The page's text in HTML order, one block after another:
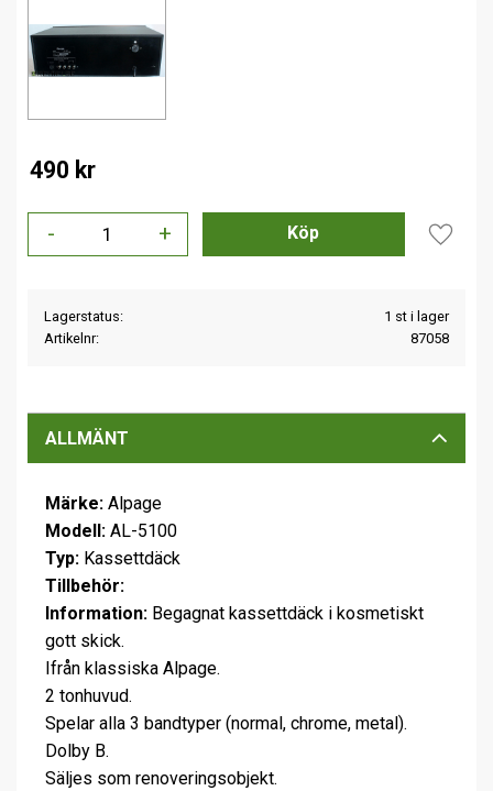
490 kr
+
-
Lägg
Lagerstatus
1 st i lager
Artikelnr
87058
ALLMÄNT
Märke: Alpage
Modell: AL-5100
Typ: Kassettdäck
Tillbehör:
Information: Begagnat kassettdäck i kosmetiskt
gott skick.
Ifrån klassiska Alpage.
2 tonhuvud.
Spelar alla 3 bandtyper (normal, chrome, metal).
Dolby B.
Säljes som renoveringsobjekt.